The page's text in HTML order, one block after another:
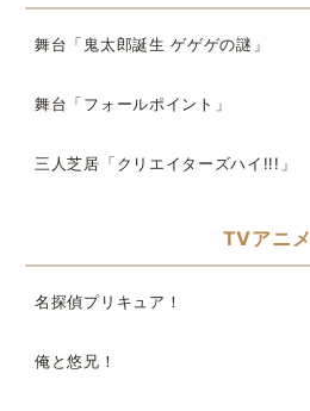
舞台「鬼太郎誕生 ゲゲゲの謎」
舞台「フォールポイント」
三人芝居「クリエイターズハイ!!!」
TVアニメ
名探偵プリキュア！
俺と悠兄！